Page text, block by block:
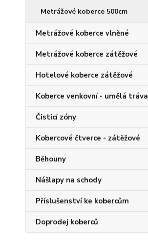
Metrážové koberce 500cm
Metrážové koberce vlněné
Metrážové koberce zátěžové
Hotelové koberce zátěžové
Koberce venkovní - umělá tráva
Čistící zóny
Kobercové čtverce - zátěžové
Běhouny
Nášlapy na schody
Příslušenství ke kobercům
Doprodej koberců